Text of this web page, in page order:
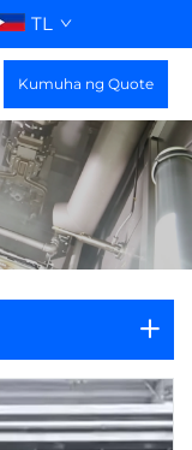
TL
Kumuha ng Quote